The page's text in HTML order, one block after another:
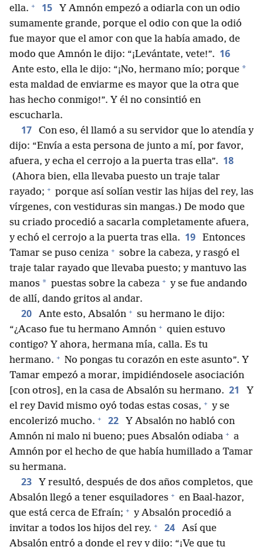
ella. + 15
Y Amnón empezó a odiarla con un odio
sumamente grande, porque el odio con que la odió
fue mayor que el amor con que la había amado, de
modo que Amnón le dijo: “¡Levántate, vete!”. 16
Ante esto, ella le dijo: “¡No, hermano mío; porque *
esta maldad de enviarme es mayor que la otra que
has hecho conmigo!”. Y él no consintió en
escucharla.
17
Con eso, él llamó a su servidor que lo atendía y
dijo: “Envía a esta persona de junto a mí, por favor,
afuera, y echa el cerrojo a la puerta tras ella”. 18
(Ahora bien, ella llevaba puesto un traje talar
rayado; + porque así solían vestir las hijas del rey, las
vírgenes, con vestiduras sin mangas.) De modo que
su criado procedió a sacarla completamente afuera,
y echó el cerrojo a la puerta tras ella. 19
Entonces
Tamar se puso ceniza + sobre la cabeza, y rasgó el
traje talar rayado que llevaba puesto; y mantuvo las
manos * puestas sobre la cabeza + y se fue andando
de allí, dando gritos al andar.
20 Ante esto, Absalón + su hermano le dijo:
“¿Acaso fue tu hermano Amnón + quien estuvo
contigo? Y ahora, hermana mía, calla. Es tu
hermano. + No pongas tu corazón en este asunto”. Y
Tamar empezó a morar, impidiéndosele asociación
[con otros], en la casa de Absalón su hermano. 21
Y
el rey David mismo oyó todas estas cosas, + y se
encolerizó mucho. + 22
Y Absalón no habló con
Amnón ni malo ni bueno; pues Absalón odiaba + a
Amnón por el hecho de que había humillado a Tamar
su hermana.
23
Y resultó, después de dos años completos, que
Absalón llegó a tener esquiladores + en Baal-hazor,
que está cerca de Efraín; + y Absalón procedió a
invitar a todos los hijos del rey. + 24
Así que
Absalón entró a donde el rey y dijo: “¡Ve que tu